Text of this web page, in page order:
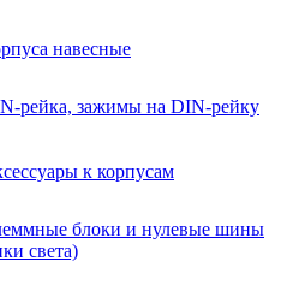
навесные
рейка, зажимы на DIN-рейку
к корпусам
блоки и нулевые шины
света)